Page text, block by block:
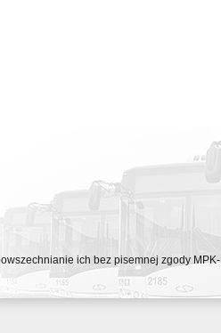
ich bez pisemnej zgody MPK-